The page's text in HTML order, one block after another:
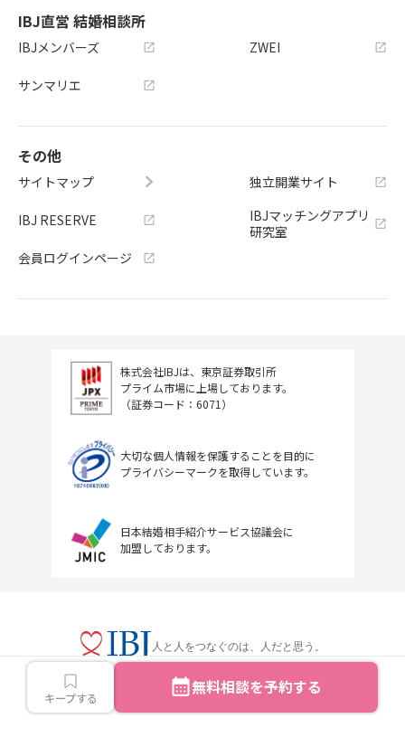
キープする 無料相談を予約する
IBJ直営 結婚相談所
IBJメンバーズ
サンマリエ
ZWEI
その他
サイトマップ
IBJ RESERVE
会員ログインページ
独立開業サイト
IBJマッチングアプリ
研究室
株式会社IBJは、東京証券取引所
プライム市場に上場しております。
（証券コード：6071）
大切な個人情報を保護することを目的に
プライバシーマークを取得しています。
日本結婚相手紹介サービス協議会に
加盟しております。
人と人をつなぐのは、人だと思う。